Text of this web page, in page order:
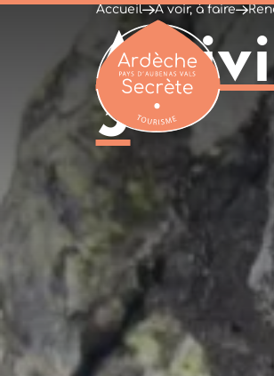
Ardèche : Office de
Accueil À voir, à faire
3